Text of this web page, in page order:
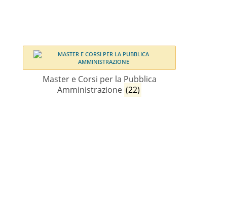
Master e Corsi per la Pubblica
Amministrazione (22)